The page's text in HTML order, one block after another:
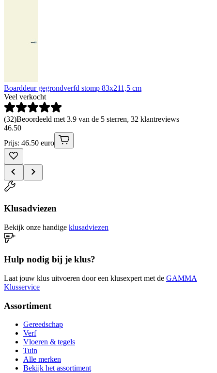
Boarddeur gegrondverfd stomp 83x211,5 cm
Veel verkocht
(32)Beoordeeld met 3.9 van de 5 sterren, 32 klantreviews
46.50
Prijs: 46.50 euro
Klusadviezen
Bekijk onze handige klusadviezen
Hulp nodig bij je klus?
Laat jouw klus uitvoeren door een klusexpert met de GAMMA
Klusservice
Assortiment
Gereedschap
Verf
Vloeren & tegels
Tuin
Alle merken
Bekijk het assortiment